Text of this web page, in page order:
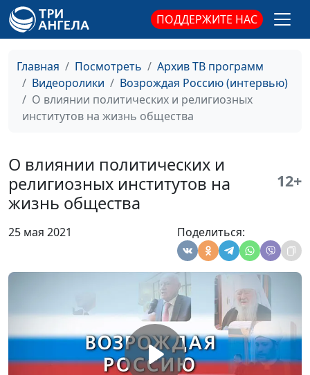
ПОДДЕРЖИТЕ НАС
Главная Посмотреть
Архив ТВ программ
Видеоролики
Возрождая Россию (интервью)
О влиянии политических и религиозных
институтов на жизнь общества
О влиянии политических и
религиозных институтов на
жизнь общества
12+
25 мая 2021 Поделиться:
Религиозная свобода в
России
Александр Кудрявцев,
помощник руководителя
палаты РФ, председатель
совета РАРС
О росте интереса к
отношений
Вероника Кравчук,
конфессиональных
отношений ИГСУ РАНХиГС
«Мы все - единоверцы»
комиссии Общественной
палаты РФ по гармонизации
межнациональных и
межрелигиозных
отношений
на деятельность
межрелигиозных
Антон Игнатенко, директор
Института религии и
политики